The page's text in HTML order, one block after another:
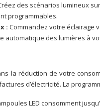
des scénarios lumineux
programmables.
: Commandez votre éclairage
automatique des lumières à
la réduction de votre
d’électricité. La
LED consomment